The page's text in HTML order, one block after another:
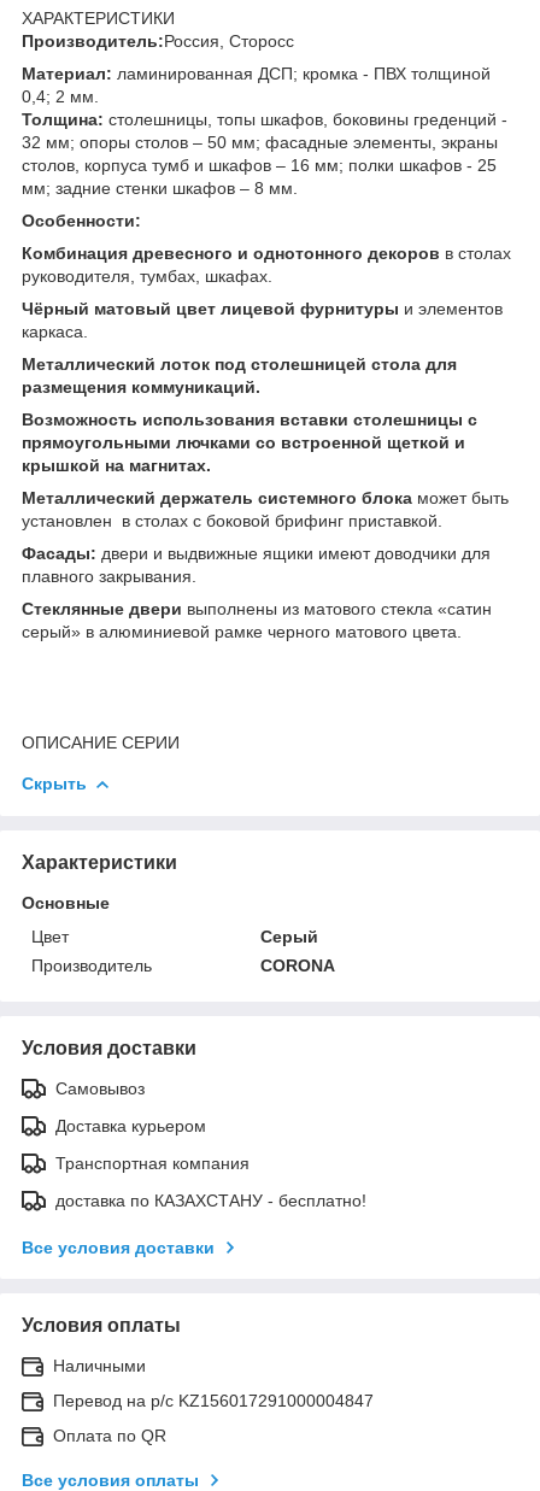
ХАРАКТЕРИСТИКИ
Производитель:Россия, Сторосс
Материал: ламинированная ДСП; кромка - ПВХ толщиной
0,4; 2 мм.
Толщина: столешницы, топы шкафов, боковины греденций -
32 мм; опоры столов – 50 мм; фасадные элементы, экраны
столов, корпуса тумб и шкафов – 16 мм; полки шкафов - 25
мм; задние стенки шкафов – 8 мм.
Особенности:
Комбинация древесного и однотонного декоров в столах
руководителя, тумбах, шкафах.
Чёрный матовый цвет лицевой фурнитуры и элементов
каркаса.
Металлический лоток под столешницей стола для
размещения коммуникаций.
Возможность использования вставки столешницы с
прямоугольными лючками со встроенной щеткой и
крышкой на магнитах.
Металлический держатель системного блока может быть
установлен в столах с боковой брифинг приставкой.
Фасады: двери и выдвижные ящики имеют доводчики для
плавного закрывания.
Стеклянные двери выполнены из матового стекла «сатин
серый» в алюминиевой рамке черного матового цвета.
ОПИСАНИЕ СЕРИИ
Скрыть
Характеристики
Основные
Цвет
Серый
Производитель
CORONA
Условия доставки
Самовывоз
Доставка курьером
Транспортная компания
доставка по КАЗАХСТАНУ - бесплатно!
Все условия доставки
Условия оплаты
Наличными
Перевод на р/с KZ156017291000004847
Оплата по QR
Все условия оплаты